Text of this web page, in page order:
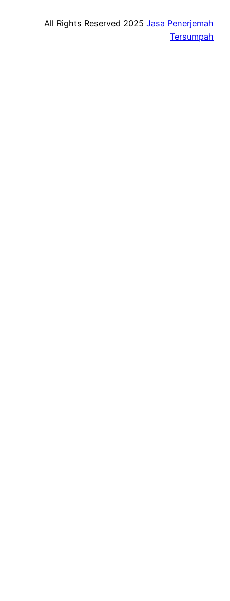
All Rights Reserved 2025 Jasa Penerjemah
Tersumpah